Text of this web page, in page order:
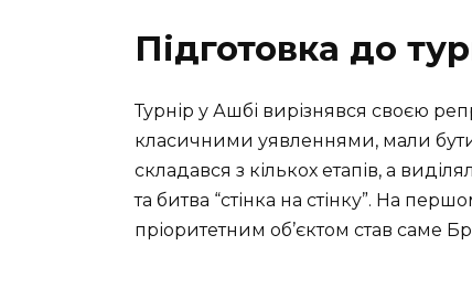
Підготовка до
Турнір у Ашбі вирізнявся своєю
класичними уявленнями, мали
складався з кількох етапів, а
та битва “стінка на стінку”. На
пріоритетним об’єктом став саме